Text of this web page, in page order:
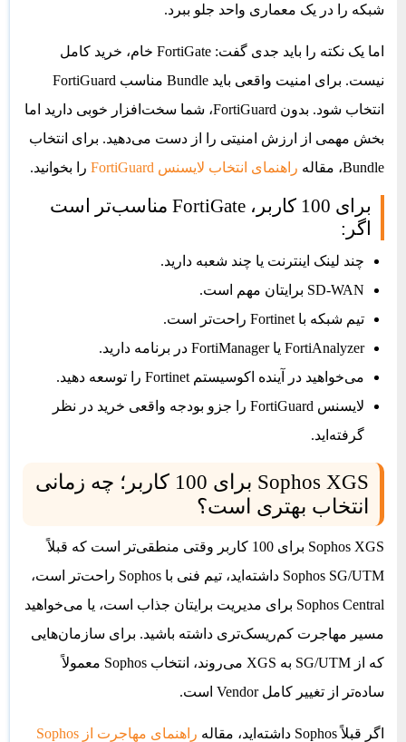
شبکه را در یک معماری واحد جلو ببرد.
اما یک نکته را باید جدی گفت: FortiGate خام، خرید کامل
نیست. برای امنیت واقعی باید Bundle مناسب FortiGuard
انتخاب شود. بدون FortiGuard، شما سخت‌افزار خوبی دارید اما
بخش مهمی از ارزش امنیتی را از دست می‌دهید. برای انتخاب
Bundle، مقاله
راهنمای انتخاب لایسنس FortiGuard را بخوانید.
برای 100 کاربر، FortiGate مناسب‌تر است
اگر:
چند لینک اینترنت یا چند شعبه دارید.
SD-WAN برایتان مهم است.
تیم شبکه با Fortinet راحت‌تر است.
FortiAnalyzer یا FortiManager در برنامه دارید.
می‌خواهید در آینده اکوسیستم Fortinet را توسعه دهید.
لایسنس FortiGuard را جزو بودجه واقعی خرید در نظر
گرفته‌اید.
Sophos XGS برای 100 کاربر؛ چه زمانی
انتخاب بهتری است؟
Sophos XGS برای 100 کاربر وقتی منطقی‌تر است که قبلاً
Sophos SG/UTM داشته‌اید، تیم فنی با Sophos راحت‌تر است،
Sophos Central برای مدیریت برایتان جذاب است، یا می‌خواهید
مسیر مهاجرت کم‌ریسک‌تری داشته باشید. برای سازمان‌هایی
که از SG/UTM به XGS می‌روند، انتخاب Sophos معمولاً
ساده‌تر از تغییر کامل Vendor است.
اگر قبلاً Sophos داشته‌اید، مقاله
راهنمای مهاجرت از Sophos